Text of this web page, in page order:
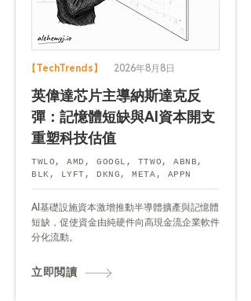
【TechTrends】 2026年8月8日
英偉達芯片主導納斯達克反
彈：記憶體短缺與AI資本開支
重塑科技估值
TWLO, AMD, GOOGL, TTWO, ABNB,
BLK, LYFT, DKNG, META, APPN
AI基礎設施資本激增推動半導體擴產與記憶體
短缺，促使資金由純硬件向高現金流企業軟件
分化流動。
立即閲讀